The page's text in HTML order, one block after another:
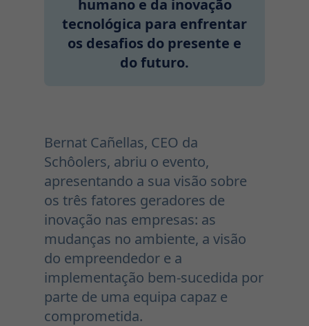
humano e da inovação
tecnológica para enfrentar
os desafios do presente e
do futuro.
Bernat Cañellas, CEO da
Schôolers, abriu o evento,
apresentando a sua visão sobre
os três fatores geradores de
inovação nas empresas: as
mudanças no ambiente, a visão
do empreendedor e a
implementação bem-sucedida por
parte de uma equipa capaz e
comprometida.